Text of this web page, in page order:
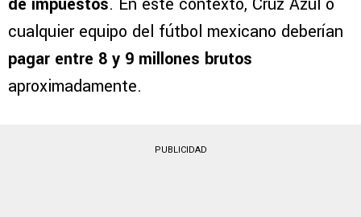
Independiente pretende embolsar por Kevin
Lomónaco unos6.5 millones de dólares libres
de impuestos
. En este contexto, Cruz Azul o
cualquier equipo del fútbol mexicano deberían